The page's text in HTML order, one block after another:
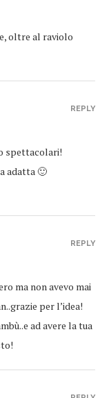
oltre al raviolo
spettacolari!
adatta 🙂
REPLY
ma non avevo mai
per l’idea!
ad avere la tua
REPLY